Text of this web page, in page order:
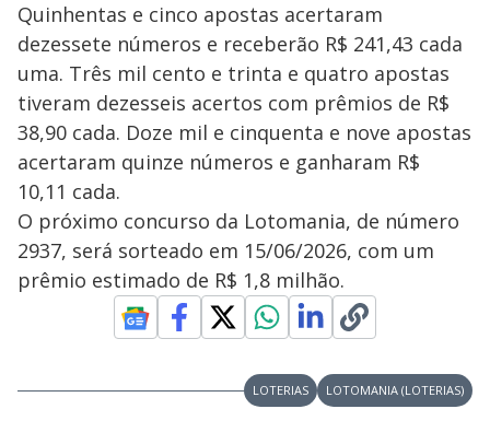
Quinhentas e cinco apostas acertaram
dezessete números e receberão R$ 241,43 cada
uma. Três mil cento e trinta e quatro apostas
tiveram dezesseis acertos com prêmios de R$
38,90 cada. Doze mil e cinquenta e nove apostas
acertaram quinze números e ganharam R$
10,11 cada.
O próximo concurso da Lotomania, de número
2937, será sorteado em 15/06/2026, com um
prêmio estimado de R$ 1,8 milhão.
LOTERIAS LOTOMANIA (LOTERIAS)